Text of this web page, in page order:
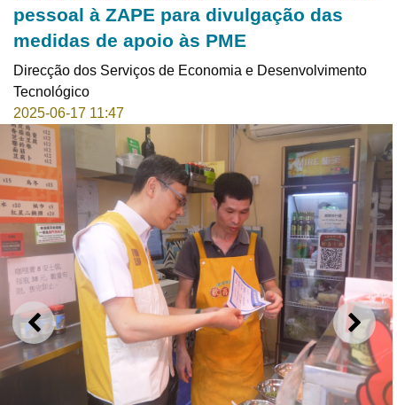
pessoal à ZAPE para divulgação das
medidas de apoio às PME
Direcção dos Serviços de Economia e Desenvolvimento
Tecnológico
2025-06-17 11:47
ANTERIOR